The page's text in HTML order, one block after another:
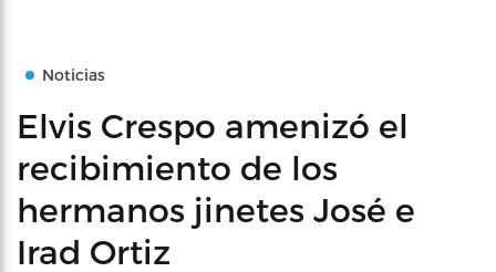
Noticias
Elvis Crespo amenizó el
recibimiento de los
hermanos jinetes José e
Irad Ortiz